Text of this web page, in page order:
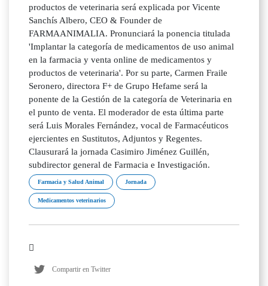
productos de veterinaria será explicada por Vicente
Sanchís Albero, CEO & Founder de
FARMAANIMALIA. Pronunciará la ponencia titulada
'Implantar la categoría de medicamentos de uso animal
en la farmacia y venta online de medicamentos y
productos de veterinaria'. Por su parte, Carmen Fraile
Seronero, directora F+ de Grupo Hefame será la
ponente de la Gestión de la categoría de Veterinaria en
el punto de venta. El moderador de esta última parte
será Luis Morales Fernández, vocal de Farmacéuticos
ejercientes en Sustitutos, Adjuntos y Regentes.
Clausurará la jornada Casimiro Jiménez Guillén,
subdirector general de Farmacia e Investigación.
Farmacia y Salud Animal Jornada
Medicamentos veterinarios
Compartir en Twitter